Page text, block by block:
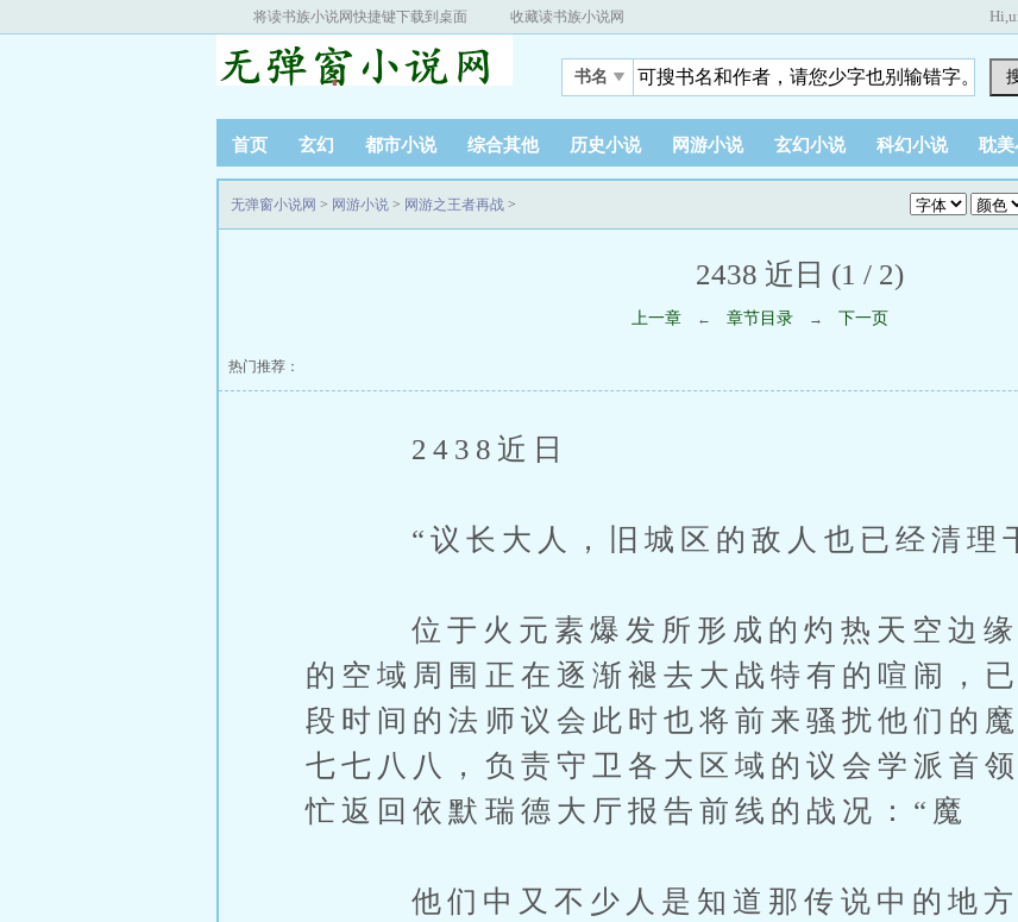
将读书族小说网快捷键下载到桌面 收藏读书族小说网 Hi,
书名
首页 玄幻 都市小说 综合其他 历史小说 网游小说 玄幻小说 科幻小说 耽美
无弹窗小说网 > 网游小说 > 网游之王者再战 >
2438 近日 (1 / 2)
上一章 ← 章节目录 → 下一页
热门推荐：
2438近日
“议长大人，旧城区的敌人也已经清理
位于火元素爆发所形成的灼热天空边缘
的空域周围正在逐渐褪去大战特有的喧闹，
段时间的法师议会此时也将前来骚扰他们的
七七八八，负责守卫各大区域的议会学派首
忙返回依默瑞德大厅报告前线的战况：“魔
他们中又不少人是知道那传说中的地方